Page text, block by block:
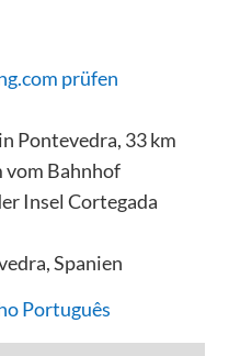
prüfen
Pontevedra, 33 km
vom Bahnhof
Insel Cortegada
Spanien
Português